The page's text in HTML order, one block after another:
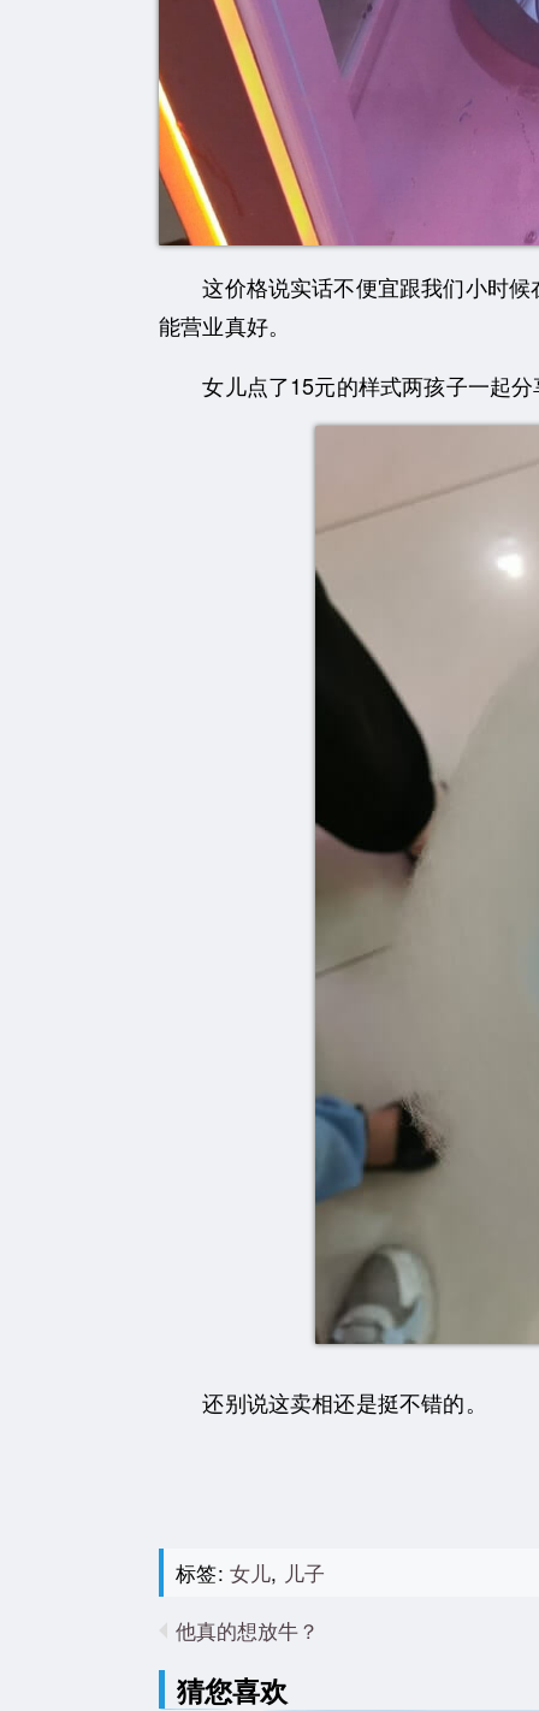
这价格说实话不便宜跟我们小时候
能营业真好。
女儿点了15元的样式两孩子一起分
还别说这卖相还是挺不错的。
标签: 女儿, 儿子
他真的想放牛？
猜您喜欢